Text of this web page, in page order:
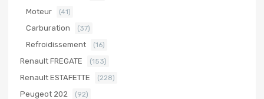
Moteur (41)
Carburation (37)
Refroidissement (16)
Renault FREGATE (153)
Renault ESTAFETTE (228)
Peugeot 202 (92)